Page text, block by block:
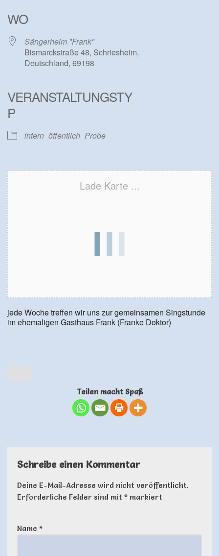
WO
Sängerheim "Frank"
Bismarckstraße 48, Schriesheim,
Deutschland, 69198
VERANSTALTUNGSTY
P
intern öffentlich Probe
Lade Karte ...
jede Woche treffen wir uns zur gemeinsamen Singstunde
im ehemaligen Gasthaus Frank (Franke Doktor)
Teilen macht Spaß
Schreibe einen Kommentar
Deine E-Mail-Adresse wird nicht veröffentlicht.
Erforderliche Felder sind mit * markiert
Name *